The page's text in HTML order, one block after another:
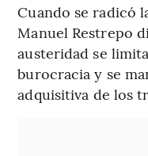
Cuando se radicó
Manuel Restrepo
austeridad se
burocracia y se
adquisitiva de los